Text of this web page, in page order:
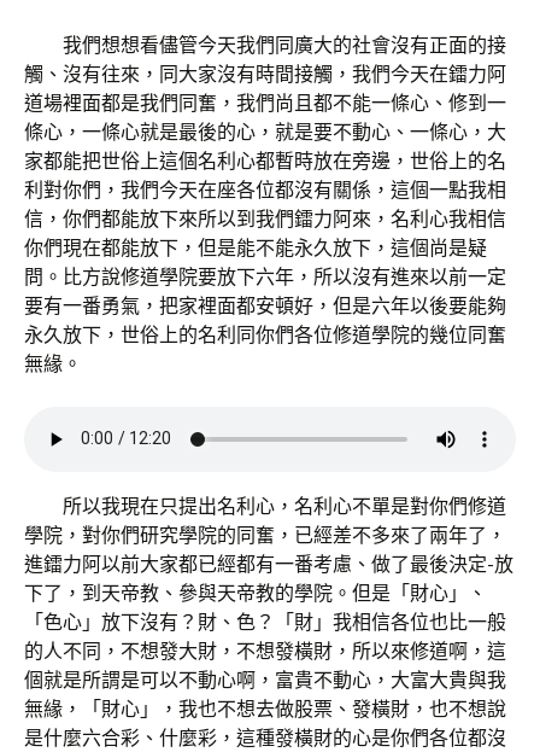
我們想想看儘管今天我們同廣大的社會沒有正面的接
觸、沒有往來，同大家沒有時間接觸，我們今天在鐳力阿
道場裡面都是我們同奮，我們尚且都不能一條心、修到一
條心，一條心就是最後的心，就是要不動心、一條心，大
家都能把世俗上這個名利心都暫時放在旁邊，世俗上的名
利對你們，我們今天在座各位都沒有關係，這個一點我相
信，你們都能放下來所以到我們鐳力阿來，名利心我相信
你們現在都能放下，但是能不能永久放下，這個尚是疑
問。比方說修道學院要放下六年，所以沒有進來以前一定
要有一番勇氣，把家裡面都安頓好，但是六年以後要能夠
永久放下，世俗上的名利同你們各位修道學院的幾位同奮
無緣。
所以我現在只提出名利心，名利心不單是對你們修道
學院，對你們研究學院的同奮，已經差不多來了兩年了，
進鐳力阿以前大家都已經都有一番考慮、做了最後決定-放
下了，到天帝教、參與天帝教的學院。但是「財心」、
「色心」放下沒有？財、色？「財」我相信各位也比一般
的人不同，不想發大財，不想發橫財，所以來修道啊，這
個就是所謂是可以不動心啊，富貴不動心，大富大貴與我
無緣，「財心」，我也不想去做股票、發橫財，也不想說
是什麼六合彩、什麼彩，這種發橫財的心是你們各位都沒